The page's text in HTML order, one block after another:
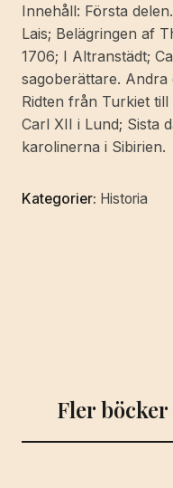
Aug.
Quennerstedt.
Förra
delen.
[...
Senare
delen].
Innehåll: Första
Lais; Belägringen af
1706; I Altranstädt;
sagoberättare. Andra
Ridten från Turkiet
Carl XII i Lund; Sista
karolinerna i Sibirien.
Kategorier: Historia
Fler